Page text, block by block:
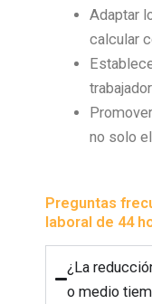
Adaptar
calcular
no solo
Preguntas
laboral de 44
¿La
o medio